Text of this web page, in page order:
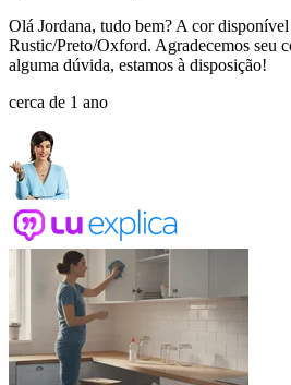
Olá Jordana, tudo bem? A cor disponível
Rustic/Preto/Oxford. Agradecemos seu
alguma dúvida, estamos à disposição!
cerca de 1 ano